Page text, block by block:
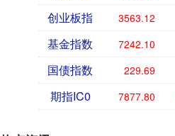
创业板指 3563.12
基金指数 7242.10
国债指数 229.69
期指IC0 7877.80